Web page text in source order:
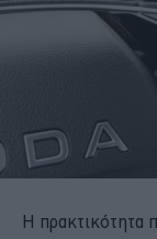
Η πρακτικότητα